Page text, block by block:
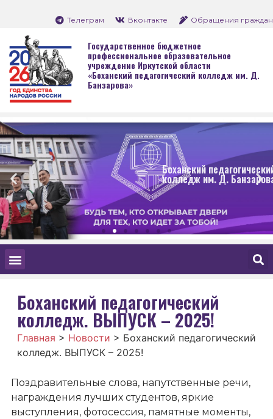
Телеграм Вконтакте Обращения граждан
Государственное бюджетное
профессиональное образовательное
учреждение Иркутской области
«Боханский педагогический колледж им. Д.
Банзарова»
Боханский педагогический
колледж им. Д. Банзарова
Боханский педагогический
колледж. ВЫПУСК – 2025!
Главная > Новости > Боханский педагогический
колледж. ВЫПУСК – 2025!
Поздравительные слова, напутственные речи,
награждения лучших студентов, яркие
выступления, фотосессия, памятные моменты,